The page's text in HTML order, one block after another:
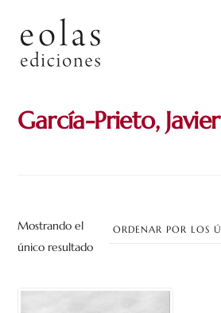
content
García-Prieto, Javier
Mostrando el
único resultado